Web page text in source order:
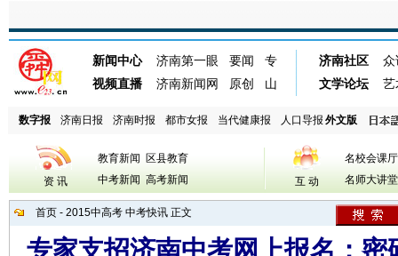
数字报 济南日报 济南时报 都市女报 当代健康报 人口导报 外文版
教育新闻
区县教育
中考新闻 高考新闻
名校会课厅
名师大讲堂
资 讯 互 动
首页 - 2015中高考 中考快讯 正文
专家支招济南中考网上报名：密